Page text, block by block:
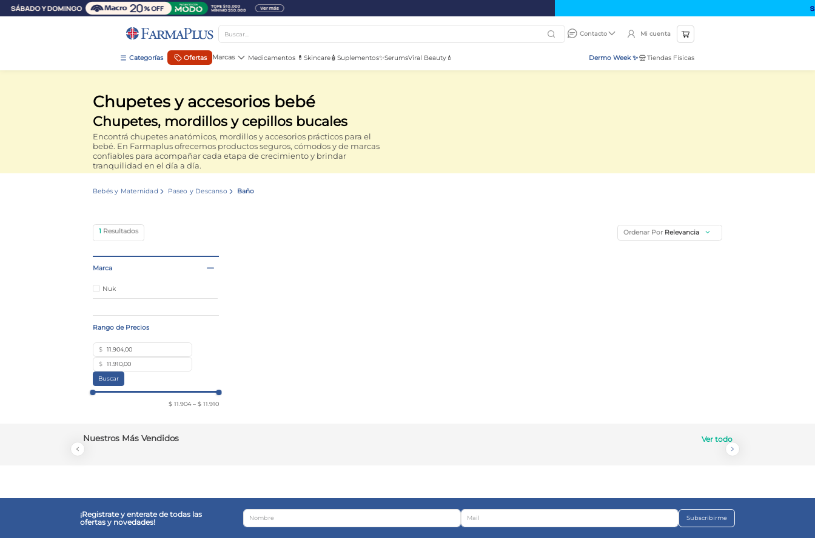
Buscar...
Contacto
Mi cuenta
Ofertas Marcas Medicamentos 💊 Skincare🧴 Suplementos✨SerumsViral Beauty💄 Dermo Week ✨ Tiendas Físicas
Chupetes y accesorios bebé
Chupetes, mordillos y cepillos bucales
Encontrá chupetes anatómicos, mordillos y accesorios prácticos para el
bebé. En Farmaplus ofrecemos productos seguros, cómodos y de marcas
confiables para acompañar cada etapa de crecimiento y brindar
tranquilidad en el día a día.
Bebés y Maternidad Paseo y Descanso Baño
1 Ordenar Por Relevancia
Marca
Nuk
$
$
Buscar
$ 11.904 – $ 11.910
Nuestros Más Vendidos Ver todo
¡Registrate y enterate de todas las
ofertas y novedades!
Subscribirme
TÉRMINOS MÁS BUSCADOS
2.
cerave limpieza
3.
creatina
4.
loreal
5.
shampoo
8 .
vitamina c
10. contorno ojos